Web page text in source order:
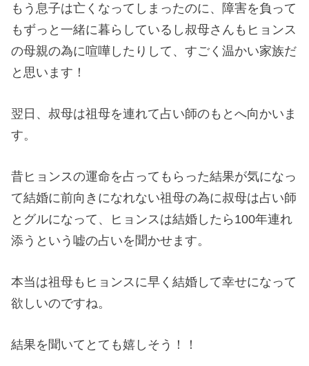
もう息子は亡くなってしまったのに、障害を負って
もずっと一緒に暮らしているし叔母さんもヒョンス
の母親の為に喧嘩したりして、すごく温かい家族だ
と思います！
翌日、叔母は祖母を連れて占い師のもとへ向かいま
す。
昔ヒョンスの運命を占ってもらった結果が気になっ
て結婚に前向きになれない祖母の為に叔母は占い師
とグルになって、ヒョンスは結婚したら100年連れ
添うという嘘の占いを聞かせます。
本当は祖母もヒョンスに早く結婚して幸せになって
欲しいのですね。
結果を聞いてとても嬉しそう！！